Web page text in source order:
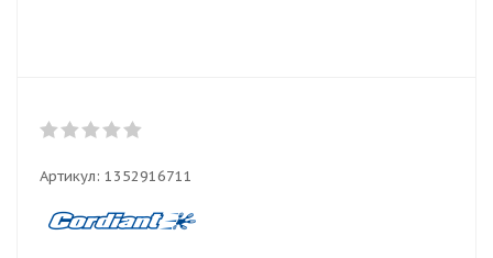
Артикул: 1352916711